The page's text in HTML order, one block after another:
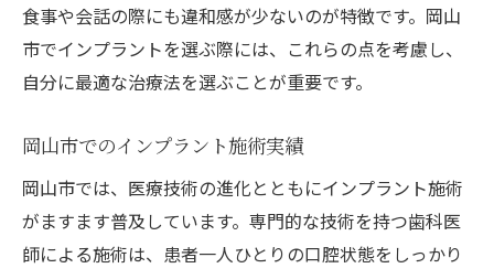
施術後のケアがインプラントの成功を左右
する
インプラントを長持ちさせるための生活習
慣
日常生活で心がけるべきケア方法
インプラント施術後の食事と栄養管理
食事や会話の際にも違和感が少ないのが特徴です。岡山
市でインプラントを選ぶ際には、これらの点を考慮し、
自分に最適な治療法を選ぶことが重要です。
岡山市でのインプラント施術実績
岡山市では、医療技術の進化とともにインプラント施術
がますます普及しています。専門的な技術を持つ歯科医
師による施術は、患者一人ひとりの口腔状態をしっかり